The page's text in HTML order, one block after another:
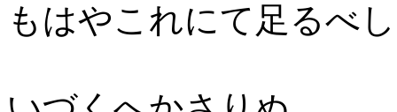
もはやこれにて足るべ